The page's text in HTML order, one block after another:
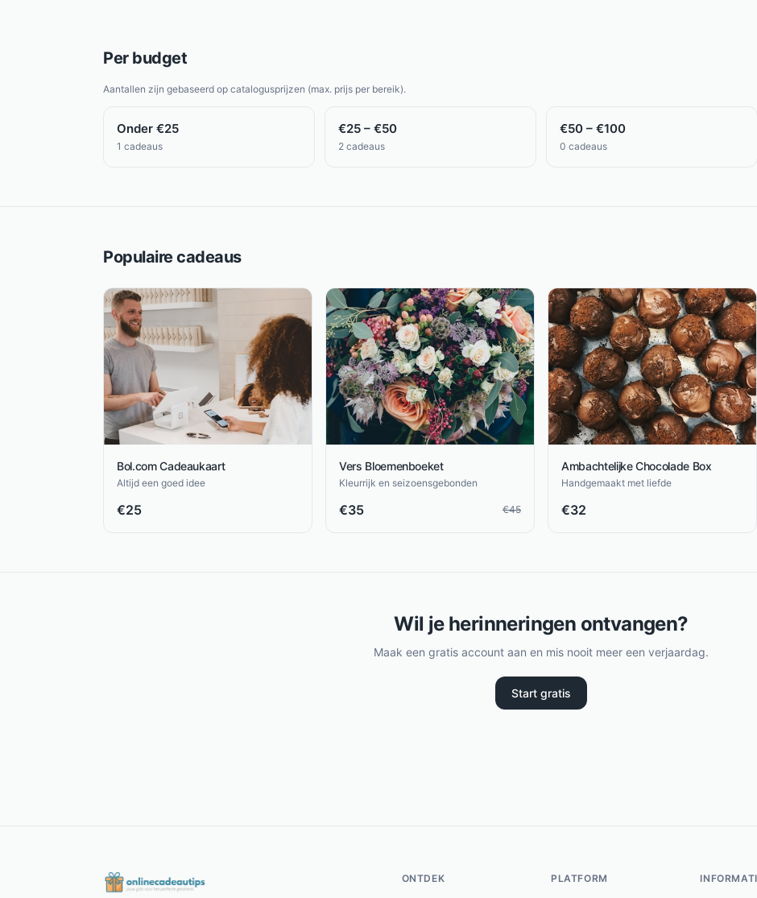
Per budget
Aantallen zijn gebaseerd op catalogusprijzen (max. prijs per bereik).
Onder €25
1 cadeaus
€25 – €50
2 cadeaus
€50 – €100
0 cadeaus
Populaire cadeaus
Bol.com Cadeaukaart
Altijd een goed idee
€25
Vers Bloemenboeket
Kleurrijk en seizoensgebonden
€35 €45
Ambachtelijke Chocolade Box
Handgemaakt met liefde
€32
Wil je herinneringen ontvangen?
Maak een gratis account aan en mis nooit meer een verjaardag.
Start gratis
ONTDEK PLATFORM